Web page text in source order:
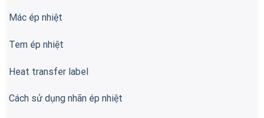
Mác ép nhiệt
Tem ép nhiệt
Heat transfer label
Cách sử dụng nhãn ép nhiệt